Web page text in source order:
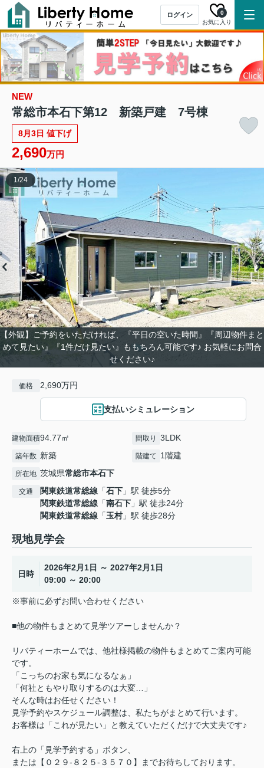
ログイン
お気に入り
0
NEW
常総市本石下第12 新築戸建 7号棟
8月3日 値下げ
2,690万円
【外観】ご予約をいただければ、『平日の空いた時間』『周辺物件まと
めて見たい』『1件だけ見たい』ももちろん可能です♪ お気軽にお問合
せください♪
1 /24
価格 2,690万円
支払いシミュレーション
建物面積94.77㎡ 間取り 3LDK
築年数 新築 階建て 1階建
所在地 茨城県常総市本石下
交通 関東鉄道常総線 「石下 」駅 徒歩5分
関東鉄道常総線 「南石下 」駅 徒歩24分
関東鉄道常総線 「玉村」駅 徒歩28分
現地見学会
日時
2026年2月1日 ～ 2027年2月1日
09:00 ～ 20:00
※事前に必ずお問い合わせください
■他の物件もまとめて見学ツアーしませんか？
リバティーホームでは、他社様掲載の物件もまとめてご案内可能
です。
「こっちのお家も気になるなぁ」
「何社ともやり取りするのは大変…」
そんな時はお任せください！
見学予約やスケジュール調整は、私たちがまとめて行います。
お客様は「これが見たい」と教えていただくだけで大丈夫です♪
右上の「見学予約する」ボタン、
または【０２９-８２５-３５７０】までお待ちしております。